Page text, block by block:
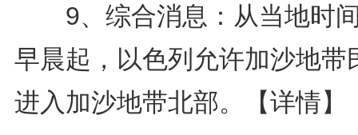
9、综合消息：从当地时
早晨起，以色列允许加沙地带
进入加沙地带北部。
【详情】